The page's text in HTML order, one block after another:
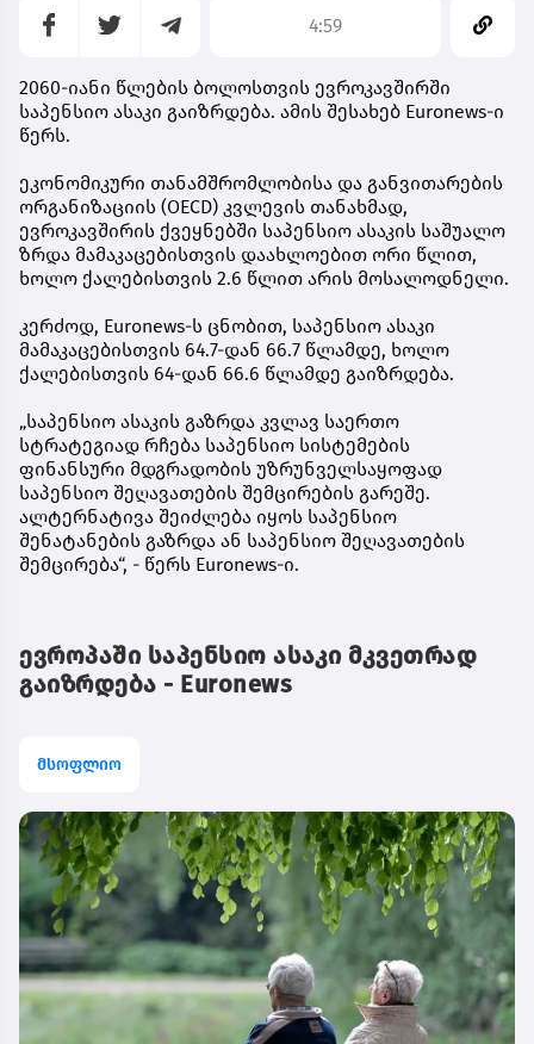
4:59
2060-იანი წლების ბოლოსთვის ევროკავშირში
საპენსიო ასაკი გაიზრდება. ამის შესახებ Euronews-ი
წერს.
ეკონომიკური თანამშრომლობისა და განვითარების
ორგანიზაციის (OECD) კვლევის თანახმად,
ევროკავშირის ქვეყნებში საპენსიო ასაკის საშუალო
ზრდა მამაკაცებისთვის დაახლოებით ორი წლით,
ხოლო ქალებისთვის 2.6 წლით არის მოსალოდნელი.
კერძოდ, Euronews-ს ცნობით, საპენსიო ასაკი
მამაკაცებისთვის 64.7-დან 66.7 წლამდე, ხოლო
ქალებისთვის 64-დან 66.6 წლამდე გაიზრდება.
„საპენსიო ასაკის გაზრდა კვლავ საერთო
სტრატეგიად რჩება საპენსიო სისტემების
ფინანსური მდგრადობის უზრუნველსაყოფად
საპენსიო შეღავათების შემცირების გარეშე.
ალტერნატივა შეიძლება იყოს საპენსიო
შენატანების გაზრდა ან საპენსიო შეღავათების
შემცირება“, - წერს Euronews-ი.
ევროპაში საპენსიო ასაკი მკვეთრად
გაიზრდება - Euronews
მსოფლიო